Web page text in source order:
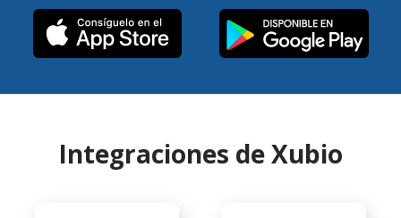
Integraciones de Xubio